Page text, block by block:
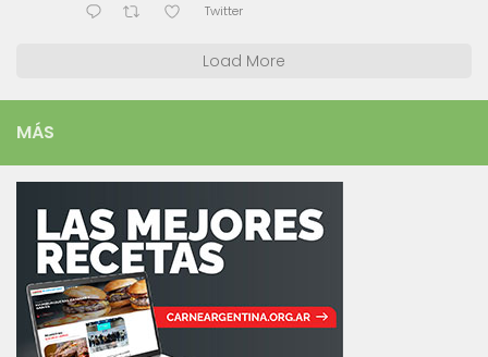
Twitter
Load More
MÁS